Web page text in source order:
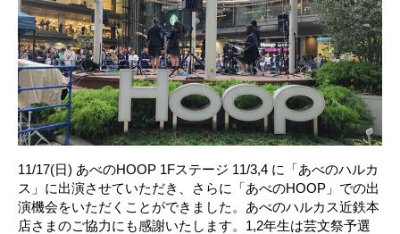
11/17(日) あべのHOOP 1Fステージ 11/3,4 に「あべのハルカ
ス」に出演させていただき、さらに「あべのHOOP」での出
演機会をいただくことができました。あべのハルカス近鉄本
店さまのご協力にも感謝いたします。1,2年生は芸文祭予選